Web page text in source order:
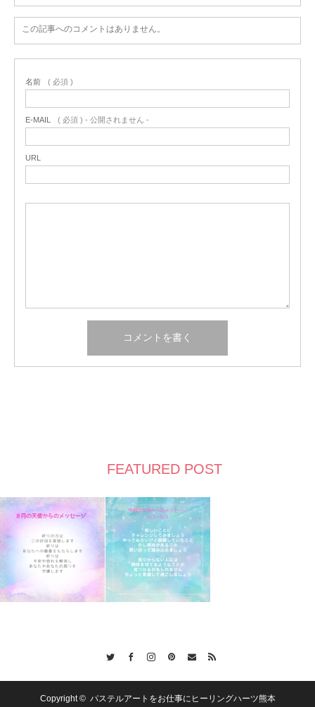
この記事へのコメントはありません。
名前 ( 必須 )
E-MAIL ( 必須 ) - 公開されません -
URL
FEATURED POST
Copyright © パステルアートをお仕事にヒーリングハーツ熊本